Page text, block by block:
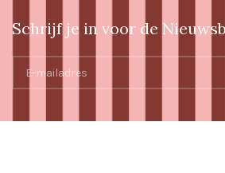
Schrijf je in voor de